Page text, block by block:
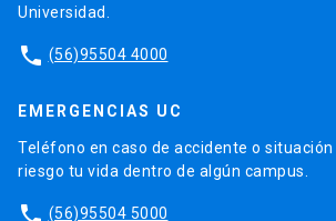
Universidad.
phone (56)95504 4000
EMERGENCIAS UC
Teléfono en caso de accidente o situación
riesgo tu vida dentro de algún campus.
phone (56)95504 5000